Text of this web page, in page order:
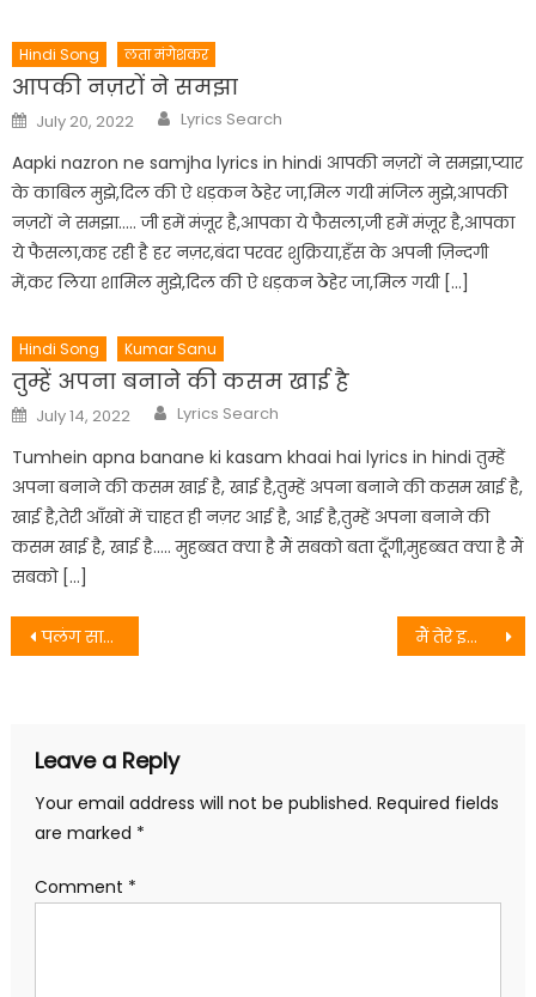
Hindi Song लता मंगेशकर
आपकी नज़रों ने समझा
Posted
on
July 20, 2022 Author
Lyrics Search
Aapki nazron ne samjha lyrics in hindi आपकी नज़रों ने समझा,प्यार
के काबिल मुझे,दिल की ऐ धड़कन ठेहेर जा,मिल गयी मंजिल मुझे,आपकी
नज़रों ने समझा….. जी हमें मंज़ूर है,आपका ये फैसला,जी हमें मंज़ूर है,आपका
ये फैसला,कह रही है हर नज़र,बंदा परवर शुक्रिया,हँस के अपनी ज़िन्दगी
में,कर लिया शामिल मुझे,दिल की ऐ धड़कन ठेहेर जा,मिल गयी […]
Hindi Song Kumar Sanu
तुम्हें अपना बनाने की कसम खाई है
Posted
on
July 14, 2022 Author
Lyrics Search
Tumhein apna banane ki kasam khaai hai lyrics in hindi तुम्हें
अपना बनाने की कसम खाई है, खाई है,तुम्हें अपना बनाने की कसम खाई है,
खाई है,तेरी आँखों में चाहत ही नज़र आई है, आई है,तुम्हें अपना बनाने की
कसम खाई है, खाई है….. मुहब्बत क्या है मैं सबको बता दूँगी,मुहब्बत क्या है मैं
सबको […]
Post
पलंग सागवान के – खेसारी लाल मैं तेरे इश्क में मर ना जाऊं कहीं
Leave a Reply
Your email address will not be published. Required fields
are marked *
Comment *